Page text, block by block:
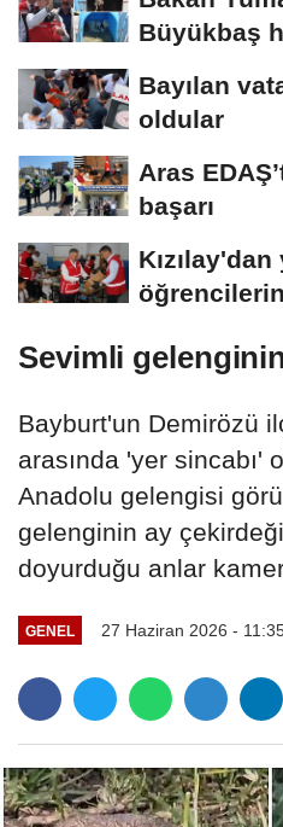
Büyükbaş
Bayılan
oldular
Aras
başarı
Sevimli
Bayburt'un Demirözü
arasında 'yer sincabı'
Anadolu gelengisi
gelenginin ay
doyurduğu anlar
GENEL 27 Haziran 2026 -